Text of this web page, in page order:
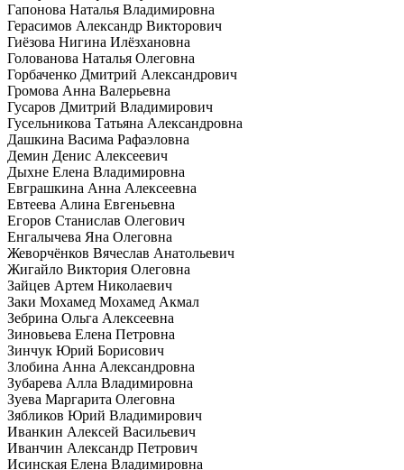
Гапонова Наталья Владимировна
Герасимов Александр Викторович
Гиёзова Нигина Илёзхановна
Голованова Наталья Олеговна
Горбаченко Дмитрий Александрович
Громова Анна Валерьевна
Гусаров Дмитрий Владимирович
Гусельникова Татьяна Александровна
Дашкина Васима Рафаэловна
Демин Денис Алексеевич
Дыхне Елена Владимировна
Евграшкина Анна Алексеевна
Евтеева Алина Евгеньевна
Егоров Станислав Олегович
Енгалычева Яна Олеговна
Жеворчёнков Вячеслав Анатольевич
Жигайло Виктория Олеговна
Зайцев Артем Николаевич
Заки Мохамед Мохамед Акмал
Зебрина Ольга Алексеевна
Зиновьева Елена Петровна
Зинчук Юрий Борисович
Злобина Анна Александровна
Зубарева Алла Владимировна
Зуева Маргарита Олеговна
Зябликов Юрий Владимирович
Иванкин Алексей Васильевич
Иванчин Александр Петрович
Исинская Елена Владимировна